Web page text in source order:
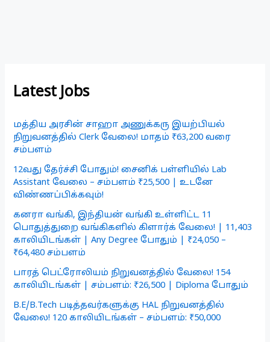
Latest Jobs
மத்திய அரசின் சாஹா அணுக்கரு இயற்பியல்
நிறுவனத்தில் Clerk வேலை! மாதம் ₹63,200 வரை
சம்பளம்
12வது தேர்ச்சி போதும்! சைனிக் பள்ளியில் Lab
Assistant வேலை – சம்பளம் ₹25,500 | உடனே
விண்ணப்பிக்கவும்!
கனரா வங்கி, இந்தியன் வங்கி உள்ளிட்ட 11
பொதுத்துறை வங்கிகளில் கிளார்க் வேலை! | 11,403
காலியிடங்கள் | Any Degree போதும் | ₹24,050 –
₹64,480 சம்பளம்
பாரத் பெட்ரோலியம் நிறுவனத்தில் வேலை! 154
காலியிடங்கள் | சம்பளம்: ₹26,500 | Diploma போதும்
B.E/B.Tech படித்தவர்களுக்கு HAL நிறுவனத்தில்
வேலை! 120 காலியிடங்கள் – சம்பளம்: ₹50,000